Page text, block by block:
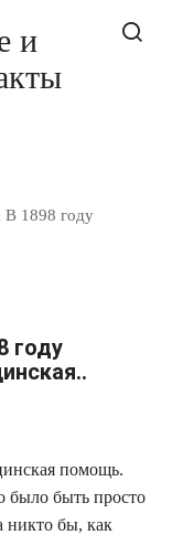
и
В 1898 году
году
помощь.
было быть просто
никто бы, как